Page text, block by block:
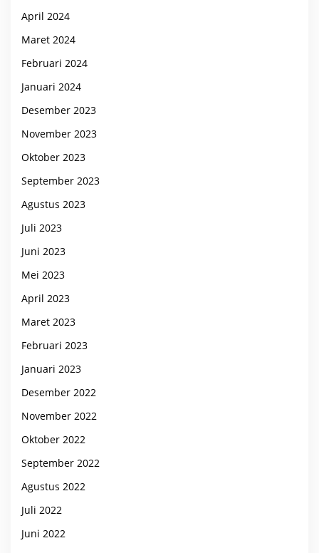
April 2024
Maret 2024
Februari 2024
Januari 2024
Desember 2023
November 2023
Oktober 2023
September 2023
Agustus 2023
Juli 2023
Juni 2023
Mei 2023
April 2023
Maret 2023
Februari 2023
Januari 2023
Desember 2022
November 2022
Oktober 2022
September 2022
Agustus 2022
Juli 2022
Juni 2022